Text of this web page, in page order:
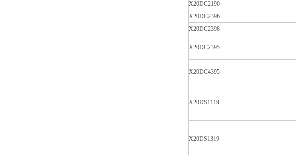
X20DC2190
X20DC2396
X20DC2398
X20DC2395
X20DC4395
X20DS1119
X20DS1319